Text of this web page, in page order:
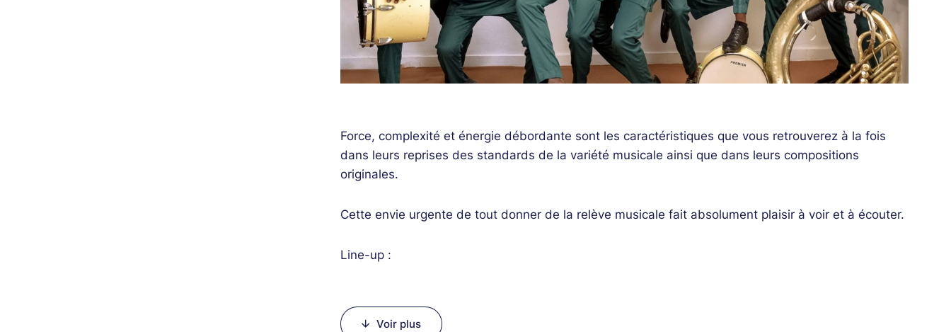
Force, complexité et énergie débordante sont les caractéristiques que vous retrouverez à la fois
dans leurs reprises des standards de la variété musicale ainsi que dans leurs compositions
originales.
Cette envie urgente de tout donner de la relève musicale fait absolument plaisir à voir et à écouter.
Line-up :
Dogbevi H. Chedrack (trombone)
Voir plus